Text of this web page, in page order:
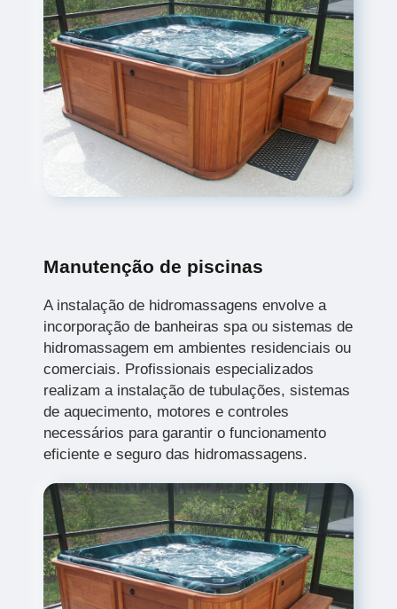
Manutenção de piscinas
A instalação de hidromassagens envolve a
incorporação de banheiras spa ou sistemas de
hidromassagem em ambientes residenciais ou
comerciais. Profissionais especializados
realizam a instalação de tubulações, sistemas
de aquecimento, motores e controles
necessários para garantir o funcionamento
eficiente e seguro das hidromassagens.